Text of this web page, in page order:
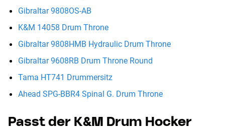
Gibraltar 9808OS-AB
K&M 14058 Drum Throne
Gibraltar 9808HMB Hydraulic Drum Throne
Gibraltar 9608RB Drum Throne Round
Tama HT741 Drummersitz
Ahead SPG-BBR4 Spinal G. Drum Throne
Passt der K&M Drum Hocker